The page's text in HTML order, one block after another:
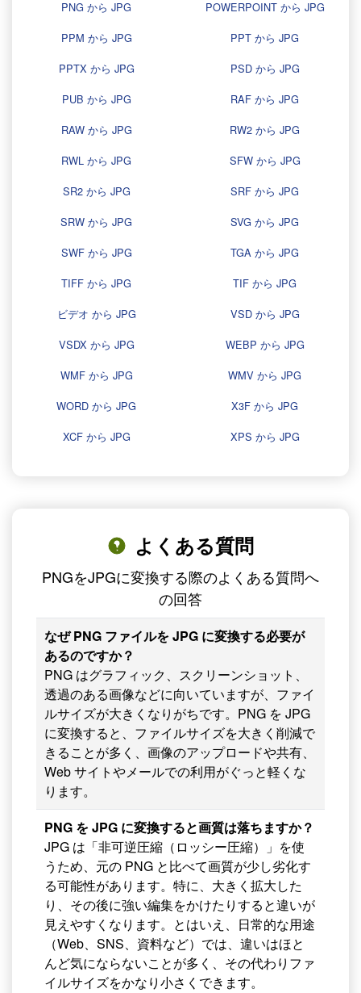
PNG から JPG
POWERPOINT から JPG
PPM から JPG
PPT から JPG
PPTX から JPG
PSD から JPG
PUB から JPG
RAF から JPG
RAW から JPG
RW2 から JPG
RWL から JPG
SFW から JPG
SR2 から JPG
SRF から JPG
SRW から JPG
SVG から JPG
SWF から JPG
TGA から JPG
TIFF から JPG
TIF から JPG
ビデオ から JPG
VSD から JPG
VSDX から JPG
WEBP から JPG
WMF から JPG
WMV から JPG
WORD から JPG
X3F から JPG
XCF から JPG
XPS から JPG
よくある質問
PNGをJPGに変換する際のよくある質問へ
の回答
なぜ PNG ファイルを JPG に変換する必要が
あるのですか？
PNG はグラフィック、スクリーンショット、
透過のある画像などに向いていますが、ファイ
ルサイズが大きくなりがちです。PNG を JPG
に変換すると、ファイルサイズを大きく削減で
きることが多く、画像のアップロードや共有、
Web サイトやメールでの利用がぐっと軽くな
ります。
PNG を JPG に変換すると画質は落ちますか？
JPG は「非可逆圧縮（ロッシー圧縮）」を使
うため、元の PNG と比べて画質が少し劣化す
る可能性があります。特に、大きく拡大した
り、その後に強い編集をかけたりすると違いが
見えやすくなります。とはいえ、日常的な用途
（Web、SNS、資料など）では、違いはほと
んど気にならないことが多く、その代わりファ
イルサイズをかなり小さくできます。